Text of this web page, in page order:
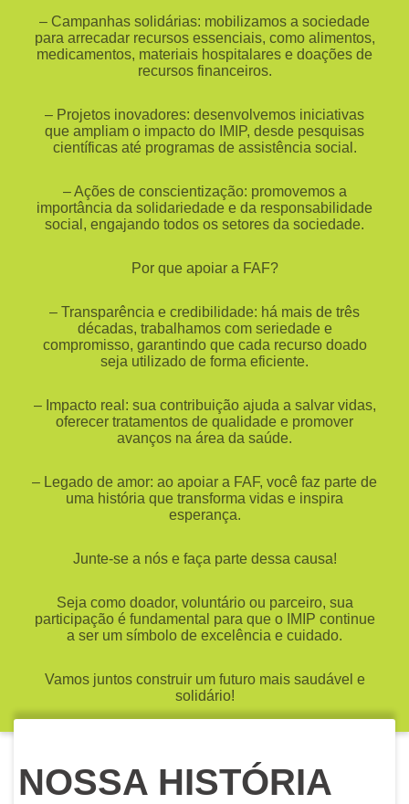
– Campanhas solidárias: mobilizamos a sociedade
para arrecadar recursos essenciais, como alimentos,
medicamentos, materiais hospitalares e doações de
recursos financeiros.
– Projetos inovadores: desenvolvemos iniciativas
que ampliam o impacto do IMIP, desde pesquisas
científicas até programas de assistência social.
– Ações de conscientização: promovemos a
importância da solidariedade e da responsabilidade
social, engajando todos os setores da sociedade.
Por que apoiar a FAF?
– Transparência e credibilidade: há mais de três
décadas, trabalhamos com seriedade e
compromisso, garantindo que cada recurso doado
seja utilizado de forma eficiente.
– Impacto real: sua contribuição ajuda a salvar vidas,
oferecer tratamentos de qualidade e promover
avanços na área da saúde.
– Legado de amor: ao apoiar a FAF, você faz parte de
uma história que transforma vidas e inspira
esperança.
Junte-se a nós e faça parte dessa causa!
Seja como doador, voluntário ou parceiro, sua
participação é fundamental para que o IMIP continue
a ser um símbolo de excelência e cuidado.
Vamos juntos construir um futuro mais saudável e
solidário!
NOSSA HISTÓRIA